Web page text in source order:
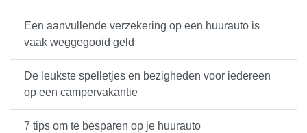
Een aanvullende verzekering op een huurauto is
vaak weggegooid geld
De leukste spelletjes en bezigheden voor iedereen
op een campervakantie
7 tips om te besparen op je huurauto